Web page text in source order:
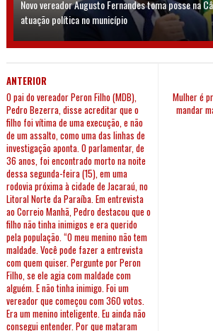
Novo vereador Augusto Fernandes toma posse na
atuação política no município
Mulher é
mandar
ANTERIOR
O pai do vereador Peron Filho (MDB),
Pedro Bezerra, disse acreditar que o
filho foi vítima de uma execução, e não
de um assalto, como uma das linhas de
investigação aponta. O parlamentar, de
36 anos, foi encontrado morto na noite
dessa segunda-feira (15), em uma
rodovia próxima à cidade de Jacaraú, no
Litoral Norte da Paraíba. Em entrevista
ao Correio Manhã, Pedro destacou que o
filho não tinha inimigos e era querido
pela população. “O meu menino não tem
maldade. Você pode fazer a entrevista
com quem quiser. Pergunte por Peron
Filho, se ele agia com maldade com
alguém. E não tinha inimigo. Foi um
vereador que começou com 360 votos.
Era um menino inteligente. Eu ainda não
consegui entender. Por que mataram